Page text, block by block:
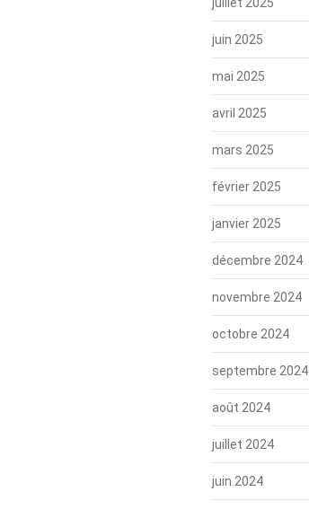
juin 2025
mai 2025
avril 2025
mars 2025
février 2025
janvier 2025
décembre 2024
novembre 2024
octobre 2024
septembre 2024
août 2024
juillet 2024
juin 2024